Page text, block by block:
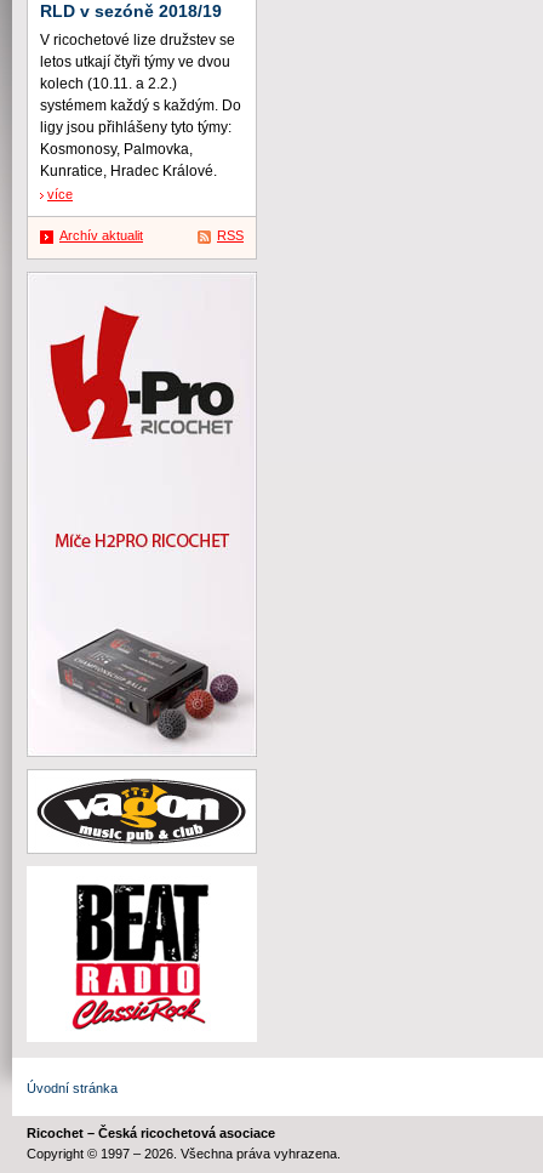
RLD v sezóně 2018/19
V ricochetové lize družstev se
letos utkají čtyři týmy ve dvou
kolech (10.11. a 2.2.)
systémem každý s každým. Do
ligy jsou přihlášeny tyto týmy:
Kosmonosy, Palmovka,
Kunratice, Hradec Králové.
více
Archív aktualit RSS
Úvodní stránka
Ricochet – Česká ricochetová asociace
Copyright © 1997 – 2026. Všechna práva vyhrazena.